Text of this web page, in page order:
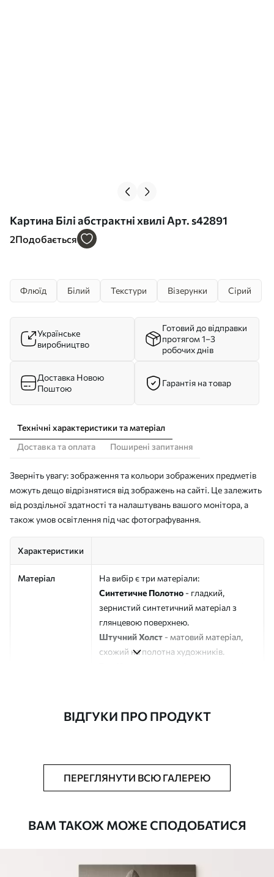
Картина Білі абстрактні хвилі Арт. s42891
2Подобається
Флюїд Білий Текстури Візерунки Сірий
Українське
виробництво
Готовий до відправки
протягом 1–3
робочих днів
Доставка Новою
Поштою
Гарантія на товар
Технічні характеристики та матеріал
Доставка та оплата
Поширені запитання
Зверніть увагу: зображення та кольори зображених предметів
можуть дещо відрізнятися від зображень на сайті. Це залежить
від роздільної здатності та налаштувань вашого монітора, а
також умов освітлення під час фотографування.
Характеристики
Матеріал
На вибір є три матеріали:
Синтетичне Полотно - гладкий,
зернистий синтетичний матеріал з
глянцевою поверхнею.
Штучний Холст - матовий матеріал,
схожий на полотна художників.
Додатково Можна додати лакове покриття.
Яскраві, насичені кольори
ВІДГУКИ ПРО ПРОДУКТ
ПЕРЕГЛЯНУТИ ВСЮ ГАЛЕРЕЮ
ВАМ ТАКОЖ МОЖЕ СПОДОБАТИСЯ